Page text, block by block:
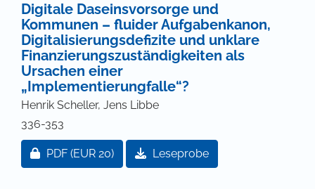
Digitale Daseinsvorsorge und
Kommunen – fluider Aufgabenkanon,
Digitalisierungsdefizite und unklare
Finanzierungszuständigkeiten als
Ursachen einer
„Implementierungfalle“?
Henrik Scheller, Jens Libbe
336-353
Zugang für Abonnent/innen oder durch Zahlung
PDF (EUR 20) Leseprobe